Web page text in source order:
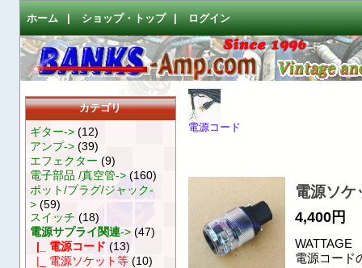
ホーム ショップ・トップ ログイン
カテゴリ
ギター-> (12)
アンプ-> (39)
エフェクター (9)
電子部品 /真空管-> (160)
ポット/プラグ/ジャック-
> (59)
スイッチ (18)
電源サプライ関連-> (47)
|_ 電源コード (13)
|_ 電源ソケット等 (10)
電源コード
電源ソケ
4,400円
WATTAGE
電源コード